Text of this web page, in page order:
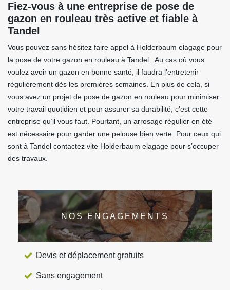
Fiez-vous à une entreprise de pose de
gazon en rouleau très active et fiable à
Tandel
Vous pouvez sans hésitez faire appel à Holderbaum elagage pour
la pose de votre gazon en rouleau à Tandel . Au cas où vous
voulez avoir un gazon en bonne santé, il faudra l’entretenir
régulièrement dès les premières semaines. En plus de cela, si
vous avez un projet de pose de gazon en rouleau pour minimiser
votre travail quotidien et pour assurer sa durabilité, c’est cette
entreprise qu’il vous faut. Pourtant, un arrosage régulier en été
est nécessaire pour garder une pelouse bien verte. Pour ceux qui
sont à Tandel contactez vite Holderbaum elagage pour s’occuper
des travaux.
NOS ENGAGEMENTS
Devis et déplacement gratuits
Sans engagement